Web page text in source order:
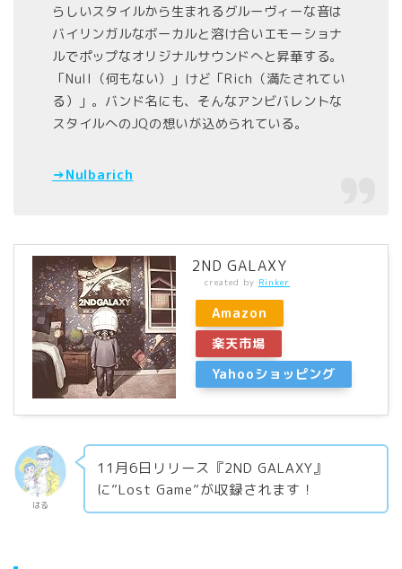
らしいスタイルから生まれるグルーヴィーな音は
バイリンガルなボーカルと溶け合いエモーショナ
ルでポップなオリジナルサウンドへと昇華する。
「Null（何もない）」けど「Rich（満たされてい
る）」。バンド名にも、そんなアンビバレントな
スタイルへのJQの想いが込められている。
→Nulbarich
2ND GALAXY
created by Rinker
Amazon
楽天市場
Yahooショッピング
はる
11月6日リリース『2ND GALAXY』
に”Lost Game”が収録されます！